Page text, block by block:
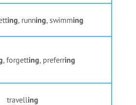
ing, running, swimming
, forgetting, preferring
travelling